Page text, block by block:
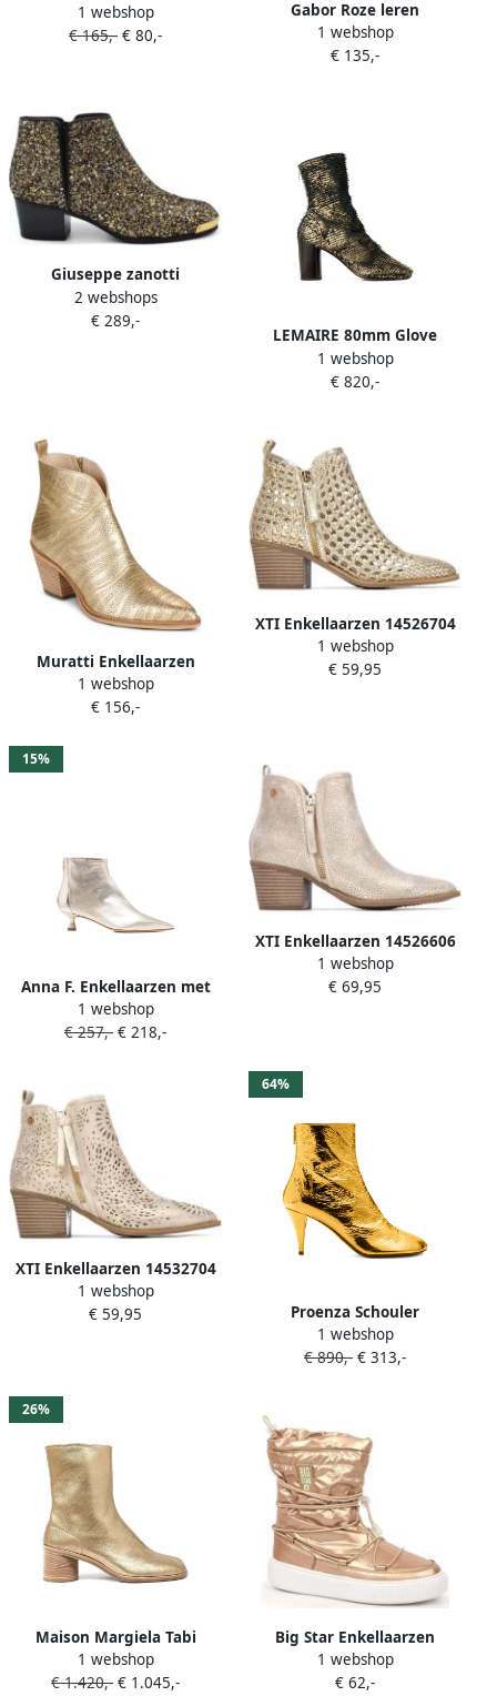
enkellaarzen
1 webshop
€ 165,- € 80,-
Gabor Roze leren
enkellaarzen Pink Dames
1 webshop
€ 135,-
Giuseppe zanotti
Enkellaarzen
2 webshops
€ 289,-
LEMAIRE 80mm Glove
heeled ankle boots in
laminated textured leather
1 webshop
€ 820,-
Muratti Enkellaarzen
RENDA
1 webshop
€ 156,-
XTI Enkellaarzen 14526704
1 webshop
€ 59,95
15%
Anna F. Enkellaarzen met
puntige neus Goud
1 webshop
€ 257,- € 218,-
XTI Enkellaarzen 14526606
1 webshop
€ 69,95
XTI Enkellaarzen 14532704
1 webshop
€ 59,95
64%
Proenza Schouler
Enkellaarzen Goud
1 webshop
€ 890,- € 313,-
26%
Maison Margiela Tabi
enkellaarzen met blokhak
Goud
1 webshop
€ 1.420,- € 1.045,-
Big Star Enkellaarzen
INT1783B
1 webshop
€ 62,-